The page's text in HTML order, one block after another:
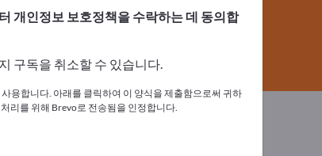
개인정보 보호정책을 수락하는 데 동의합
구독을 취소할 수 있습니다.
용합니다. 아래를 클릭하여 이 양식을 제출함으로써 귀하
리를 위해 Brevo로 전송됨을 인정합니다.